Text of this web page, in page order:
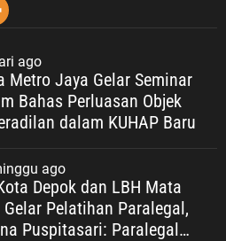
ago
Metro Jaya Gelar Seminar
Bahas Perluasan Objek
dalam KUHAP Baru
ago
Depok dan LBH Mata
Gelar Pelatihan Paralegal,
Puspitasari: Paralegal